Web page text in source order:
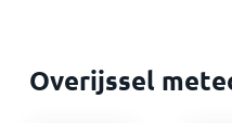
Overijssel